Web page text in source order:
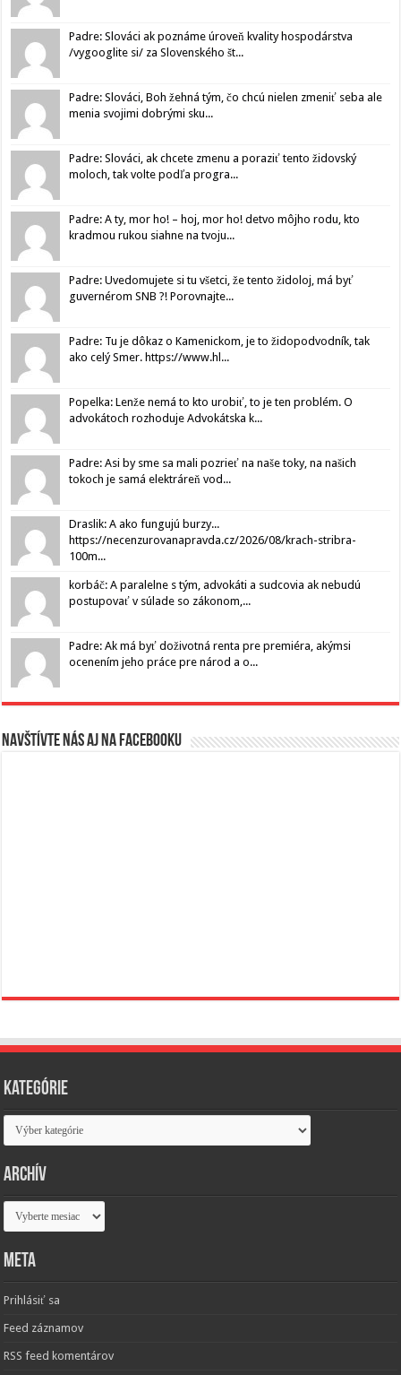
Padre: Slováci ak poznáme úroveň kvality hospodárstva
/vygooglite si/ za Slovenského št...
Padre: Slováci, Boh žehná tým, čo chcú nielen zmeniť seba ale
menia svojimi dobrými sku...
Padre: Slováci, ak chcete zmenu a poraziť tento židovský
moloch, tak volte podľa progra...
Padre: A ty, mor ho! – hoj, mor ho! detvo môjho rodu, kto
kradmou rukou siahne na tvoju...
Padre: Uvedomujete si tu všetci, že tento židoloj, má byť
guvernérom SNB ?! Porovnajte...
Padre: Tu je dôkaz o Kamenickom, je to židopodvodník, tak
ako celý Smer. https://www.hl...
Popelka: Lenže nemá to kto urobiť, to je ten problém. O
advokátoch rozhoduje Advokátska k...
Padre: Asi by sme sa mali pozrieť na naše toky, na našich
tokoch je samá elektráreň vod...
Draslik: A ako fungujú burzy...
https://necenzurovanapravda.cz/2026/08/krach-stribra-
100m...
korbáč: A paralelne s tým, advokáti a sudcovia ak nebudú
postupovať v súlade so zákonom,...
Padre: Ak má byť doživotná renta pre premiéra, akýmsi
ocenením jeho práce pre národ a o...
Navštívte nás aj na Facebooku
Kategórie
Kategórie
Archív
Archív
Meta
Prihlásiť sa
Feed záznamov
RSS feed komentárov